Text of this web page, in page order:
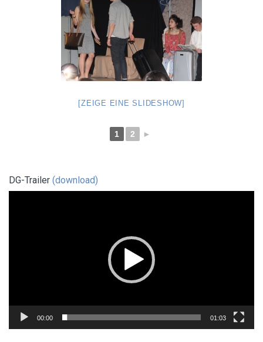
[ZEIGE EINE SLIDESHOW]
1 2 ►
DG-Trailer (download)
00:00 01:03